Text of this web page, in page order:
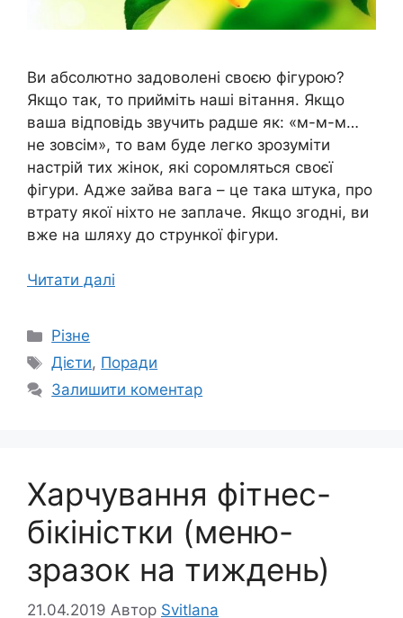
Ви абсолютно задоволені своєю фігурою?
Якщо так, то прийміть наші вітання. Якщо
ваша відповідь звучить радше як: «м-м-м…
не зовсім», то вам буде легко зрозуміти
настрій тих жінок, які соромляться своєї
фігури. Адже зайва вага – це така штука, про
втрату якої ніхто не заплаче. Якщо згодні, ви
вже на шляху до стрункої фігури.
Читати далі
Категорії
Різне
Позначки
Дієти, Поради
Залишити коментар
Харчування фітнес-
бікіністки (меню-
зразок на тиждень)
21.04.2019 Автор Svitlana